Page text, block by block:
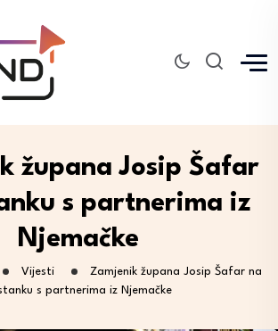
župana Josip Šafar
s partnerima iz
Njemačke
Vijesti
Zamjenik župana Josip Šafar na
s partnerima iz Njemačke